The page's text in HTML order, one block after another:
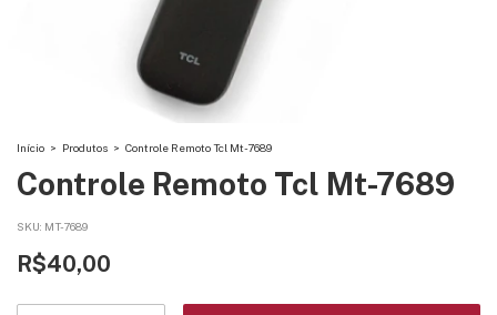
Início > Produtos > Controle Remoto Tcl Mt-7689
Controle Remoto Tcl Mt-7689
SKU: MT-7689
R$40,00